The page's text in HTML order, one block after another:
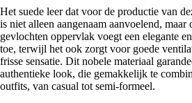
Het suede leer dat voor de productie van
is niet alleen aangenaam aanvoelend,
gevlochten oppervlak voegt een elegante
toe, terwijl het ook zorgt voor goede
frisse sensatie. Dit nobele materiaal
authentieke look, die gemakkelijk te
outfits, van casual tot semi-formeel.